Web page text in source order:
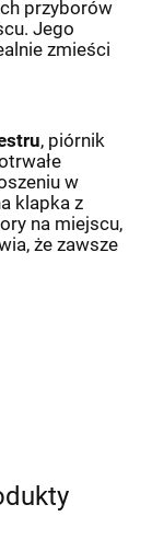
przyborów
Jego
zmieści
, piórnik
w
klapka z
na miejscu,
że zawsze